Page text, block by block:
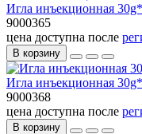
Игла инъекционная
9000365
цена доступна после
В корзину
Игла инъекционная
9000368
цена доступна после
В корзину